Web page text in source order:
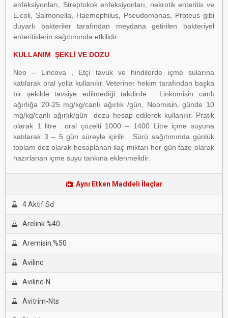
enfeksiyonları, Streptokok enfeksiyonları, nekrotik enteritis ve
E.coli, Salmonella, Haemophilus, Pseudomonas, Proteus gibi
duyarlı bakteriler tarafından meydana getirilen bakteriyel
enteritislerin sağıtımında etkilidir.
KULLANIM ŞEKLİ VE DOZU
Neo – Lincova , Etçi tavuk ve hindilerde içme sularına
katılarak oral yolla kullanılır. Veteriner hekim tarafından başka
bir şekilde tavsiye edilmediği takdirde : Linkomisin canlı
ağırlığa 20-25 mg/kg/canlı ağırlık /gün, Neomisin, günde 10
mg/kg/canlı ağırlık/gün dozu hesap edilerek kullanılır. Pratik
olarak 1 litre oral çözelti 1000 – 1400 Litre içme suyuna
katılarak 3 – 5 gün süreyle içirilir. Sürü sağıtımında günlük
toplam doz olarak hesaplanan ilaç miktarı her gün taze olarak
hazırlanan içme suyu tankına eklenmelidir.
Aynı Etken Maddeli İlaçlar
4 Aktif Sd
Arelink %40
Aremisin %50
Avilinc
Avilinc-N
Avitrim-Nts